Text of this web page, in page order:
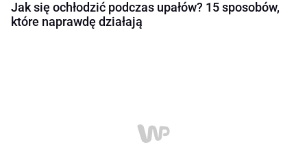
Jak się ochłodzić podczas upałów? 15 sposobów,
które naprawdę działają